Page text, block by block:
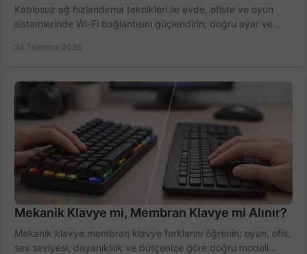
Kablosuz ağ hızlandırma teknikleri ile evde, ofiste ve oyun
sistemlerinde Wi-Fi bağlantısını güçlendirin; doğru ayar ve
24 Temmuz 2026
Mekanik Klavye mi, Membran Klavye mi Alınır?
Mekanik klavye membran klavye farklarını öğrenin; oyun, ofis,
ses seviyesi, dayanıklılık ve bütçenize göre doğru modeli